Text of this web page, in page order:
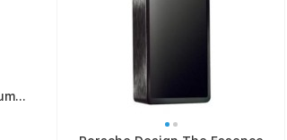
Elysees Fashion Parfums Purity Vanilla